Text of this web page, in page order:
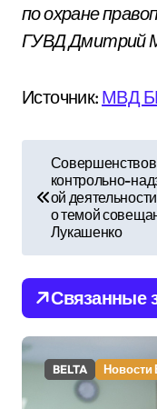
по охране
ГУВД Дмитрий
Источник: МВД
и
г
а
контрольно-
ой
о темой
Лукашенко
Связанные
BELTA Новости